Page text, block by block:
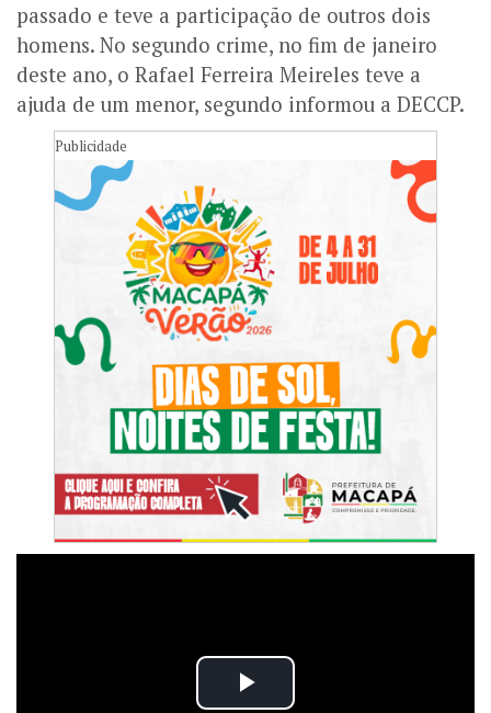
passado e teve a participação de outros dois
homens. No segundo crime, no fim de janeiro
deste ano, o Rafael Ferreira Meireles teve a
ajuda de um menor, segundo informou a DECCP.
Publicidade